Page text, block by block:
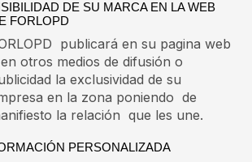
DE SU MARCA EN LA WEB
FORLOPD
publicará en su pagina web
otros medios de difusión o
la exclusividad de su
en la zona poniendo de
la relación que les une.
PERSONALIZADA